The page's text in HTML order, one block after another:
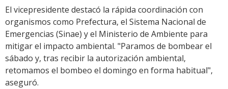
El vicepresidente destacó la rápida coordinación con
organismos como Prefectura, el Sistema Nacional de
Emergencias (Sinae) y el Ministerio de Ambiente para
mitigar el impacto ambiental. "Paramos de bombear el
sábado y, tras recibir la autorización ambiental,
retomamos el bombeo el domingo en forma habitual",
aseguró.